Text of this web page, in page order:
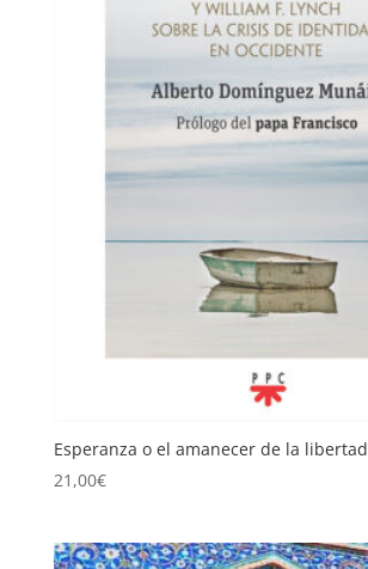
Esperanza o el amanecer de la libertad
21,00€